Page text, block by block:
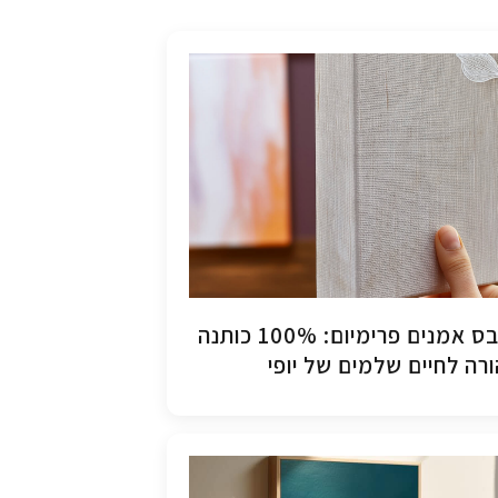
קנבס אמנים פרימיום: 100% כותנה
לחיים שלמים של יופי